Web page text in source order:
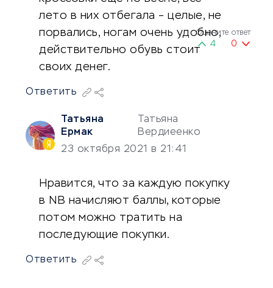
Татьяна
Ермак
Татьяна
Вердиеенко
23 октября 2021 в 21:41
Оцените ответ
4 0
Нравится, что за каждую покупку
в NB начисляют баллы, которые
потом можно тратить на
последующие покупки.
Ответить
лето в них отбегала – целые, не
порвались, ногам очень удобно,
действительно обувь стоит
своих денег.
Ответить